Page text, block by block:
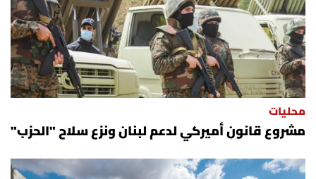
محليات
مشروع قانون أميركي لدعم لبنان ونزع سلاح "الحزب"